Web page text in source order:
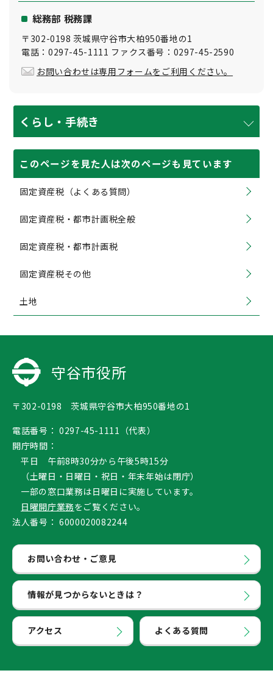
総務部 税務課
〒302-0198 茨城県守谷市大柏950番地の1
電話：0297-45-1111 ファクス番号：0297-45-2590
お問い合わせは専用フォームをご利用ください。
くらし・手続き
このページを見た人は次のページも見ています
固定資産税（よくある質問）
固定資産税・都市計画税全般
固定資産税・都市計画税
固定資産税その他
土地
守谷市役所
〒302-0198 茨城県守谷市大柏950番地の1
電話番号： 0297-45-1111（代表）
開庁時間：
平日 午前8時30分から午後5時15分
（土曜日・日曜日・祝日・年末年始は閉庁）
一部の窓口業務は日曜日に実施しています。
日曜開庁業務をご覧ください。
法人番号： 6000020082244
お問い合わせ・ご意見
情報が見つからないときは？
アクセス よくある質問